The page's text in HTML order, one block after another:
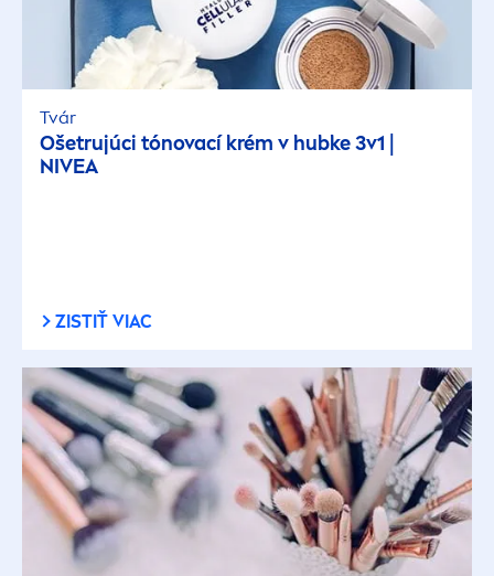
Tvár
Ošetrujúci tónovací krém v hubke 3v1 |
NIVEA
ZISTIŤ VIAC